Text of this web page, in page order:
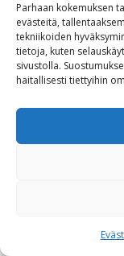
Parhaan kokemuksen
evästeitä,
tekniikoiden
tietoja, kuten
sivustolla.
haitallisesti tiettyihin